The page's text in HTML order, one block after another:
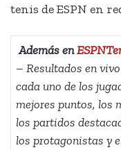
tenis de ESPN en
Además en
– Resultados en
cada uno de los
mejores puntos, los
los partidos
los protagonistas y